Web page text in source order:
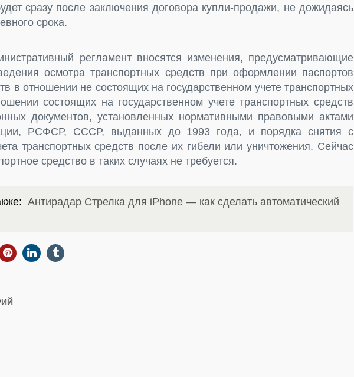
сразу после заключения договора купли-продажи, не дожидаясь
срока.
регламент вносятся изменения, предусматривающие
осмотра транспортных средств при оформлении паспортов
в отношении не состоящих на государственном учете транспортных
состоящих на государственном учете транспортных средств
документов, установленных нормативными правовыми актами
РСФСР, СССР, выданных до 1993 года, и порядка снятия с
транспортных средств после их гибели или уничтожения. Сейчас
средство в таких случаях не требуется.
Антирадар Стрелка для iPhone — как сделать автоматический